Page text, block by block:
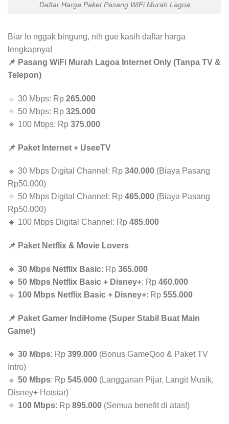
Daftar Harga Paket Pasang WiFi Murah Lagoa
Biar lo nggak bingung, nih gue kasih daftar harga
lengkapnya!
📌 Pasang WiFi Murah Lagoa Internet Only (Tanpa TV &
Telepon)
🔹 30 Mbps: Rp 265.000
🔹 50 Mbps: Rp 325.000
🔹 100 Mbps: Rp 375.000
📌 Paket Internet + UseeTV
🔹 30 Mbps Digital Channel: Rp 340.000 (Biaya Pasang
Rp50.000)
🔹 50 Mbps Digital Channel: Rp 465.000 (Biaya Pasang
Rp50.000)
🔹 100 Mbps Digital Channel: Rp 485.000
📌 Paket Netflix & Movie Lovers
🔹 30 Mbps Netflix Basic: Rp 365.000
🔹 50 Mbps Netflix Basic + Disney+: Rp 460.000
🔹 100 Mbps Netflix Basic + Disney+: Rp 555.000
📌 Paket Gamer IndiHome (Super Stabil Buat Main
Game!)
🔹 30 Mbps: Rp 399.000 (Bonus GameQoo & Paket TV
Intro)
🔹 50 Mbps: Rp 545.000 (Langganan Pijar, Langit Musik,
Disney+ Hotstar)
🔹 100 Mbps: Rp 895.000 (Semua benefit di atas!)